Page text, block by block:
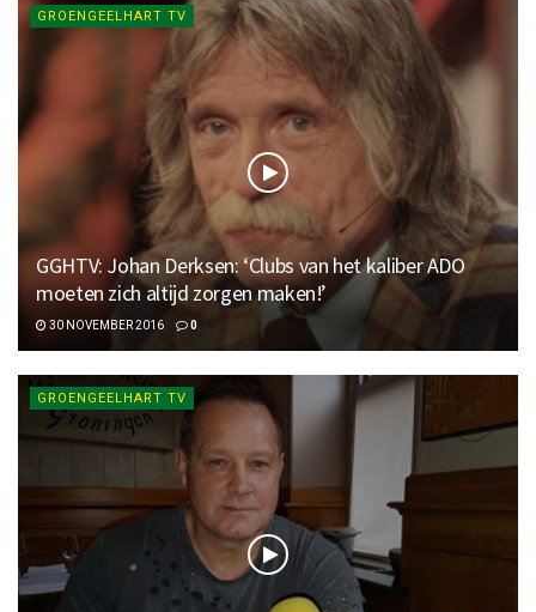
GROENGEELHART TV
GGHTV: Johan Derksen: ‘Clubs van het kaliber ADO
moeten zich altijd zorgen maken!’
30 NOVEMBER 2016 0
GROENGEELHART TV